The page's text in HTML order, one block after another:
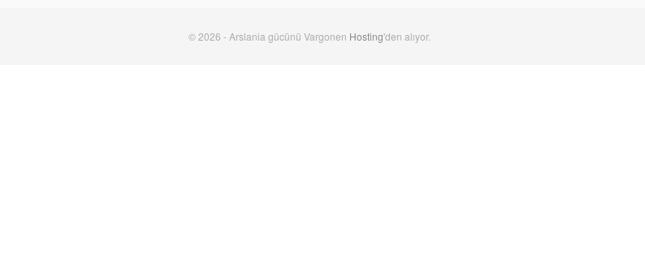
© 2026 - Arslania gücünü Vargonen Hosting'den alıyor.